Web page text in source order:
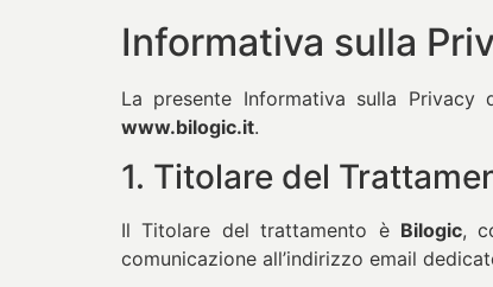
Informativa sulla
La presente Informativa sulla
www.bilogic.it.
1. Titolare del
Il Titolare del trattamento è Bilogic,
comunicazione all’indirizzo email